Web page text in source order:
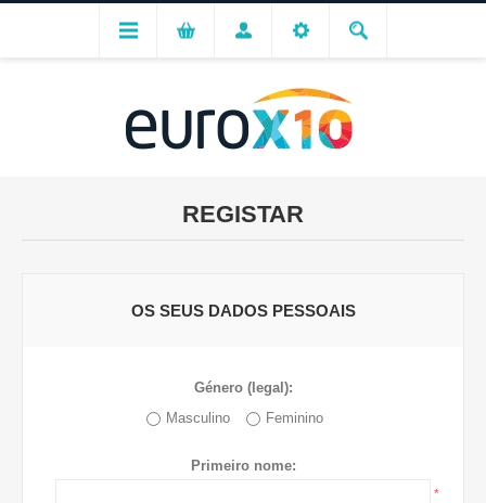
REGISTAR
OS SEUS DADOS PESSOAIS
Género (legal):
Masculino
Feminino
Primeiro nome:
*